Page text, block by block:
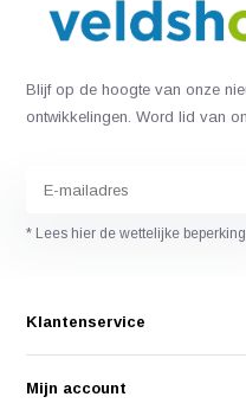
Blijf op de hoogte van onze
ontwikkelingen. Word lid van
* Lees hier de wettelijke
Klantenservice
Mijn account